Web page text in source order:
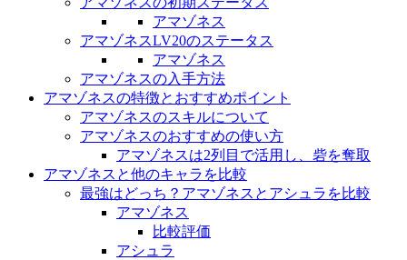
アマゾネス
アマゾネスLV20のステータス
アマゾネス
アマゾネスの入手方法
アマゾネスの特徴とおすすめポイント
アマゾネスのスキルについて
アマゾネスのおすすめの使い方
アマゾネスは2列目で活用し、砦を奪取
アマゾネスと他のキャラを比較
最強はどっち？アマゾネスとアシュラを比較
アマゾネス
比較評価
アシュラ